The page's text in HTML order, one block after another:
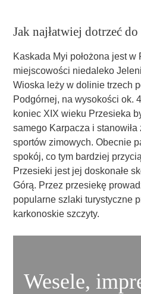
Jak najłatwiej dotrzeć
Kaskada Myi położona jest
miejscowości niedaleko
Wioska leży w dolinie trzech
Podgórnej, na wysokości ok.
koniec XIX wieku Przesieka
samego Karpacza i
sportów zimowych. Obecnie
spokój, co tym bardziej
Przesieki jest jej doskonałe
Górą. Przez przesiekę
popularne szlaki turystyczne
karkonoskie szczyty.
Wesele,